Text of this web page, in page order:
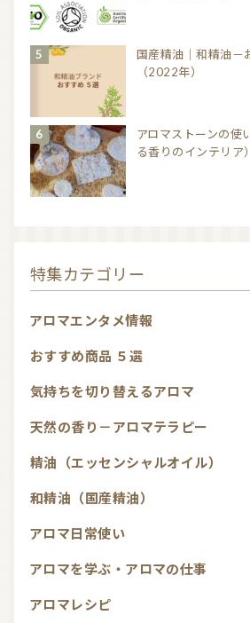
国産精油｜和精油－おすすめブランド５選
（2022年）
アロマストーンの使い方（ズボラでも使え
る香りのインテリア）
特集カテゴリー
アロマエンタメ情報
おすすめ商品 ５選
気持ちを切り替えるアロマ
天然の香り－アロマテラピー
精油（エッセンシャルオイル）
和精油（国産精油）
アロマ日常使い
アロマを学ぶ・アロマの仕事
アロマレシピ